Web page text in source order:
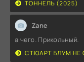
ТОННЕЛЬ (2025)
Zane
а чего. Прикольный.
СТЮАРТ БЛУМ НЕ